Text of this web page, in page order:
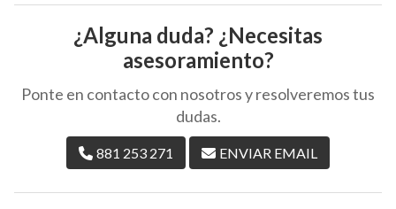
¿Alguna duda? ¿Necesitas
asesoramiento?
Ponte en contacto con nosotros y resolveremos tus
dudas.
881 253 271 ENVIAR EMAIL